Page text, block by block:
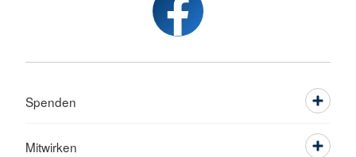
Spenden
Mitwirken